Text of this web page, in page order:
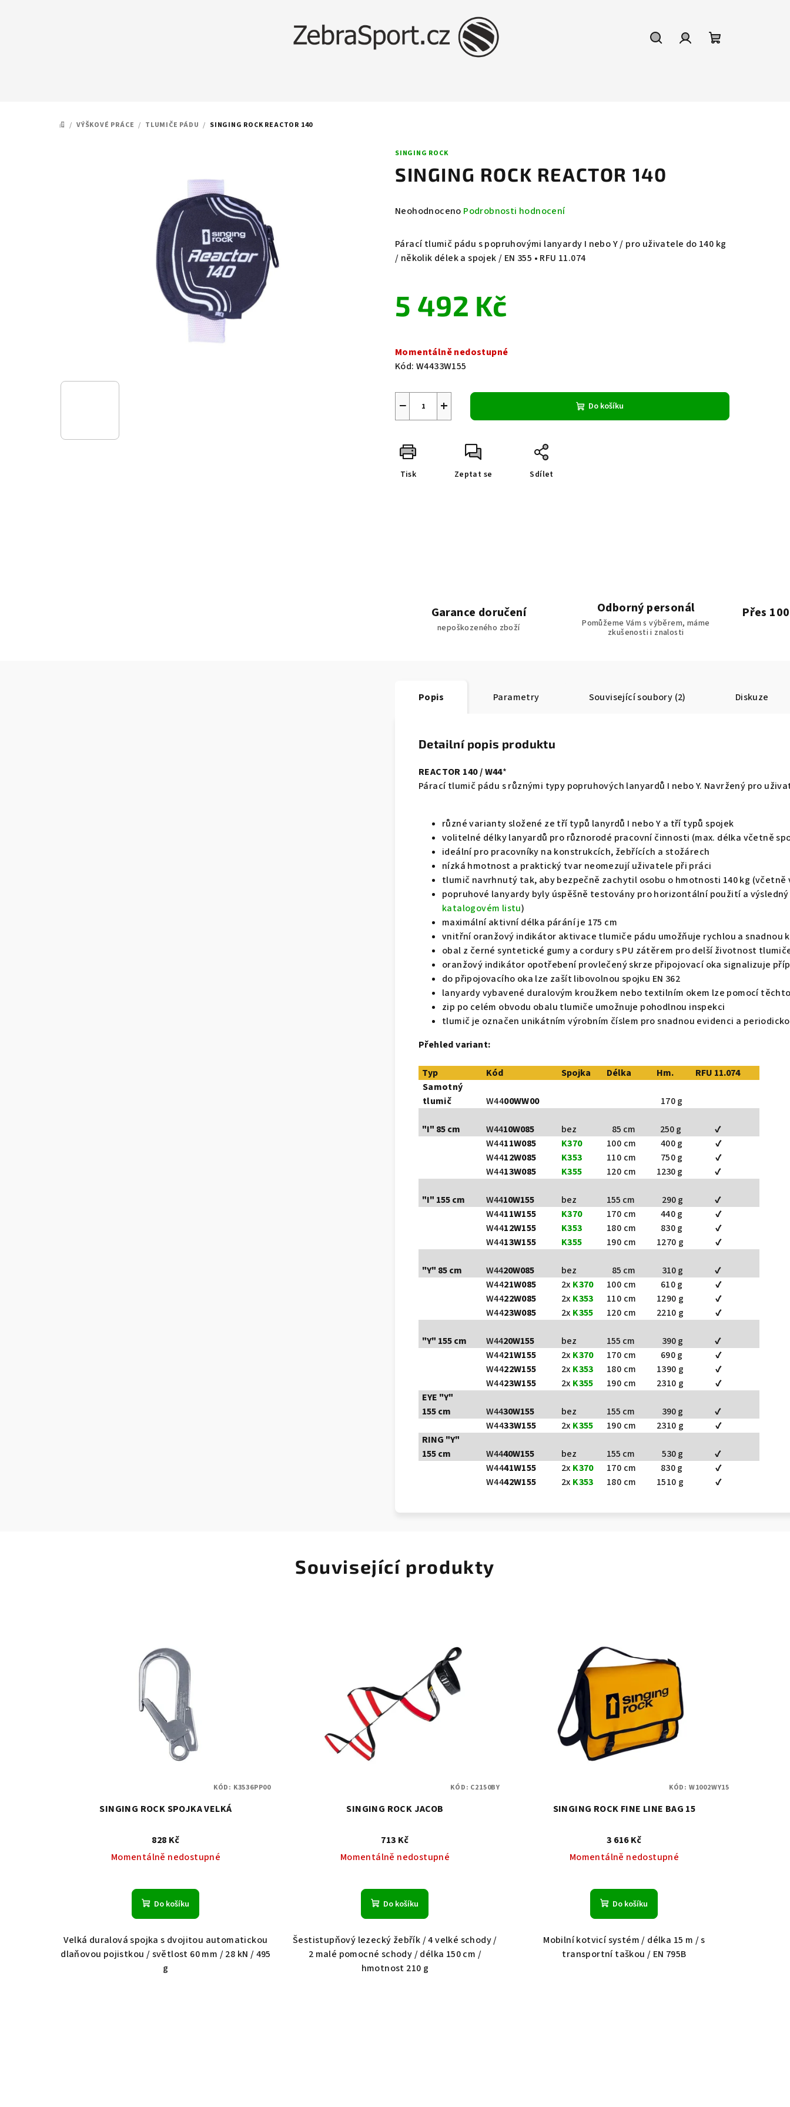
DOMŮ
/ VÝŠKOVÉ PRÁCE / TLUMIČE PÁDU / SINGING ROCK REACTOR 140
SINGING ROCK
SINGING ROCK REACTOR 140
Průměrné
produktu
je
0,0
5
hvězdiček.
Neohodnoceno Podrobnosti hodnocení
Párací tlumič pádu s popruhovými lanyardy I nebo Y / pro uživatele do 140 kg
/ několik délek a spojek / EN 355 • RFU 11.074
5 492 Kč
cena:
Momentálně nedostupné
Kód: W4433W155
+
− Do košíku
Tisk Zeptat se Sdílet
Garance doručení
nepoškozeného zboží
Odborný personál
Pomůžeme Vám s výběrem, máme
zkušenosti i znalosti
Přes
Popis Parametry Související soubory (2) Diskuze
Detailní popis produktu
REACTOR 140 / W44*
Párací tlumič pádu s různými typy popruhových lanyardů I nebo Y. Navržený pro
různé varianty složené ze tří typů lanyrdů I nebo Y a tří typů spojek
volitelné délky lanyardů pro různorodé pracovní činnosti (max. délka včetně
ideální pro pracovníky na konstrukcích, žebřících a stožárech
nízká hmotnost a praktický tvar neomezují uživatele při práci
tlumič navrhnutý tak, aby bezpečně zachytil osobu o hmotnosti 140 kg (včetně
popruhové lanyardy byly úspěšně testovány pro horizontální použití a výsledný
katalogovém listu)
maximální aktivní délka párání je 175 cm
vnitřní oranžový indikátor aktivace tlumiče pádu umožňuje rychlou a snadnou
obal z černé syntetické gumy a cordury s PU zátěrem pro delší životnost
oranžový indikátor opotřebení provlečený skrze připojovací oka signalizuje
do připojovacího oka lze zašít libovolnou spojku EN 362
lanyardy vybavené duralovým kroužkem nebo textilním okem lze pomocí
zip po celém obvodu obalu tlumiče umožnuje pohodlnou inspekci
tlumič je označen unikátním výrobním číslem pro snadnou evidenci a
Přehled variant:
Typ Kód Spojka Délka Hm.
RFU 11.074
Samotný
tlumič
W4400WW00 170 g
"I" 85 cm W4410W085 bez 85 cm 250 g
✔
W4411W085 K370 100 cm 400 g
✔
W4412W085 K353 110 cm 750 g
✔
W4413W085 K355 120 cm 1230 g ✔
"I" 155 cm W4410W155 bez 155 cm 290 g
✔
W4411W155 K370 170 cm 440 g
✔
W4412W155 K353 180 cm 830 g
✔
W4413W155 K355 190 cm 1270 g ✔
"Y" 85 cm W4420W085 bez 85 cm 310 g
✔
W4421W085 2x K370 100 cm 610 g
✔
W4422W085 2x K353 110 cm 1290 g
✔
W4423W085 2x K355 120 cm 2210 g ✔
"Y" 155 cm W4420W155 bez 155 cm 390 g
✔
W4421W155 2x K370 170 cm 690 g
✔
W4422W155 2x K353 180 cm 1390 g
✔
W4423W155 2x K355 190 cm 2310 g
✔
EYE "Y"
155 cm
W4430W155 bez 155 cm 390 g
✔
W4433W155 2x K355 190 cm 2310 g
✔
RING "Y"
155 cm
W4440W155 bez 155 cm 530 g
✔
W4441W155 2x K370 170 cm 830 g
✔
W4442W155 2x K353 180 cm 1510 g ✔
Související produkty
SINGING ROCK SPOJKA VELKÁ
828 Kč
Momentálně nedostupné
Do košíku
Velká duralová spojka s dvojitou automatickou
dlaňovou pojistkou / světlost 60 mm / 28 kN / 495
g
KÓD: K3536PP00
SINGING ROCK JACOB
713 Kč
Momentálně nedostupné
Do košíku
Šestistupňový lezecký žebřík / 4 velké schody /
2 malé pomocné schody / délka 150 cm /
hmotnost 210 g
KÓD: C2150BY
SINGING ROCK FINE LINE BAG 15
3 616 Kč
Momentálně nedostupné
Do košíku
Mobilní kotvicí systém / délka 15 m / s
transportní taškou / EN 795B
KÓD: W1002WY15